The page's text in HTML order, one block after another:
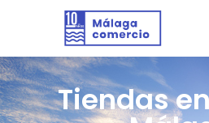
Tiendas